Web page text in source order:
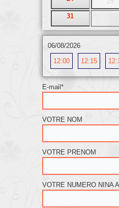
31
06/08/2026
12:00
12:15
E-mail*
VOTRE NOM
VOTRE PRENOM
VOTRE NUMERO NINA